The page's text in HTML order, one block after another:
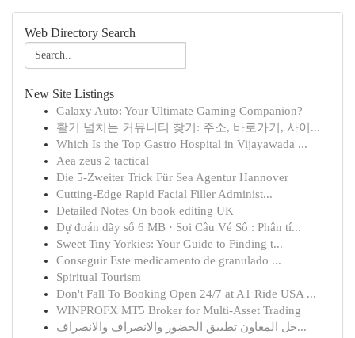
Web Directory Search
New Site Listings
Galaxy Auto: Your Ultimate Gaming Companion?
활기 넘치는 커뮤니티 찾기: 주소, 바로가기, 사이...
Which Is the Top Gastro Hospital in Vijayawada ...
Aea zeus 2 tactical
Die 5-Zweiter Trick Für Sea Agentur Hannover
Cutting-Edge Rapid Facial Filler Administ...
Detailed Notes On book editing UK
Dự đoán dãy số 6 MB · Soi Cầu Vé Số : Phân tí...
Sweet Tiny Yorkies: Your Guide to Finding t...
Conseguir Este medicamento de granulado ...
Spiritual Tourism
Don't Fall To Booking Open 24/7 at A1 Ride USA ...
WINPROFX MT5 Broker for Multi-Asset Trading
حل المعاون تطبيق الحضور والانصراف والانصراف...